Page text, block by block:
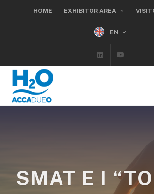
HOME EXHIBITOR AREA
EN
Linkedin
SMAT E I